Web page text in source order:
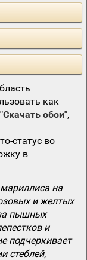
как
"Скачать обои",
статус во
в
на
и желтых
пышных
и
подчеркивает
стеблей,